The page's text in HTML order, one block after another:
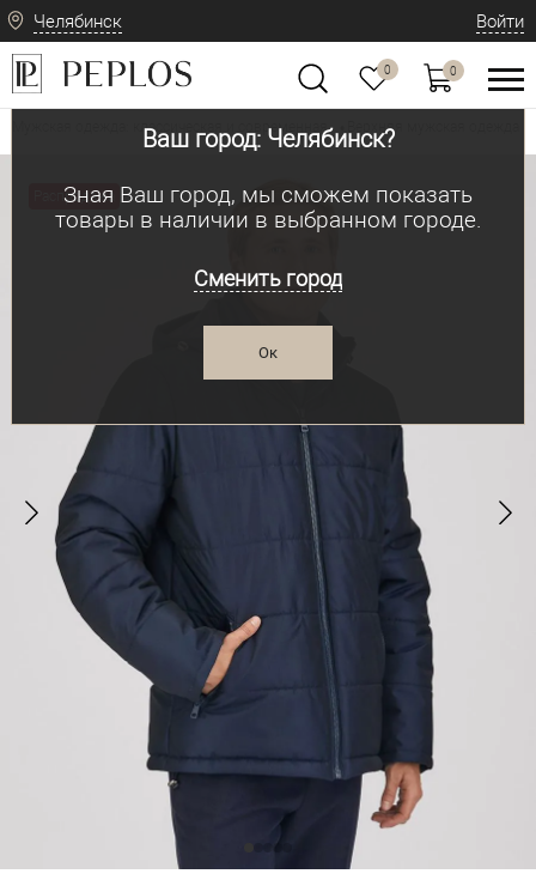
Челябинск
Ваш город: Челябинск?
Зная Ваш город, мы сможем показать
товары в наличии в выбранном городе.
Сменить город
Ок
Войти
0 0
Мужская одежда: классическая и современная Верхняя мужская одежда
Распродажа